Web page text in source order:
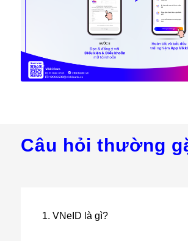
Câu hỏi thường
1. VNeID là gì?